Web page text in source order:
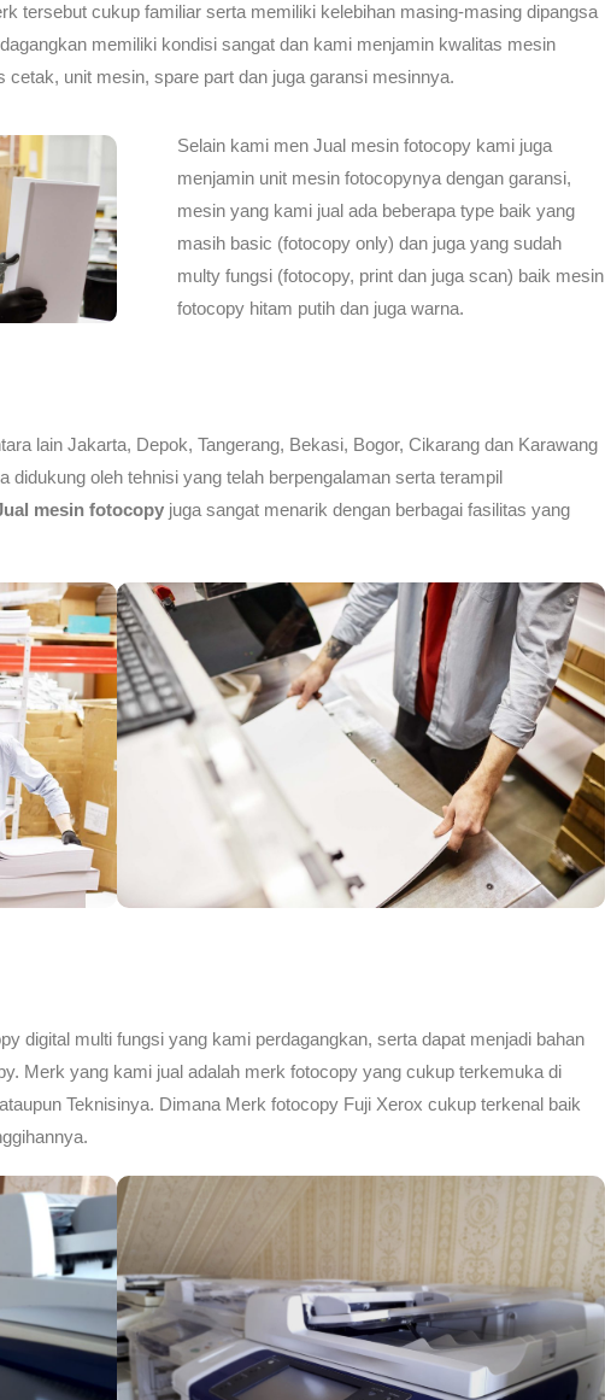
tersebut cukup familiar serta memiliki kelebihan masing-masing dipangsa
memiliki kondisi sangat dan kami menjamin kwalitas mesin
unit mesin, spare part dan juga garansi mesinnya.
Selain kami men Jual mesin fotocopy kami juga
menjamin unit mesin fotocopynya dengan garansi,
mesin yang kami jual ada beberapa type baik yang
masih basic (fotocopy only) dan juga yang sudah
multy fungsi (fotocopy, print dan juga scan) baik mesin
fotocopy hitam putih dan juga warna.
lain Jakarta, Depok, Tangerang, Bekasi, Bogor, Cikarang dan Karawang
didukung oleh tehnisi yang telah berpengalaman serta terampil
mesin fotocopy juga sangat menarik dengan berbagai fasilitas yang
digital multi fungsi yang kami perdagangkan, serta dapat menjadi bahan
Merk yang kami jual adalah merk fotocopy yang cukup terkemuka di
Teknisinya. Dimana Merk fotocopy Fuji Xerox cukup terkenal baik